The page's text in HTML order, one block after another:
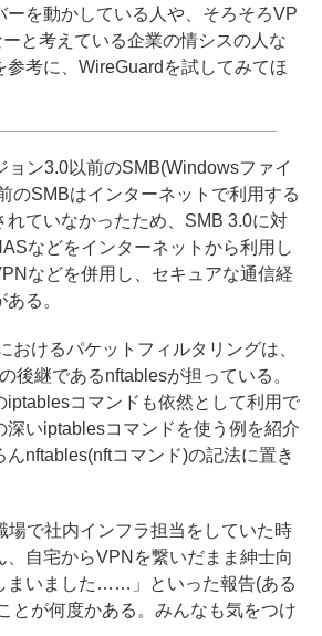
ーを動かしている人や、そろそろVP
と考えている企業の情シスの人な
参考に、WireGuardを試してみてほ
ョン3.0以前のSMB(Windowsファイ
のSMBはインターネットで利用する
れていなかったため、SMB 3.0に対
などをインターネットから利用し
などを併用し、セキュアな通信経
る。
おけるパケットフィルタリングは、
後継であるnftablesが担っている。
iptablesコマンドも依然として利用で
深いiptablesコマンドを使う例を紹介
んnftables(nftコマンド)の記法に置き
場で社内インフラ担当をしていた時
、自宅からVPNを繋いだまま紳士向
まいました……」といった報告(ある
とが何度かある。みんなも気をつけ